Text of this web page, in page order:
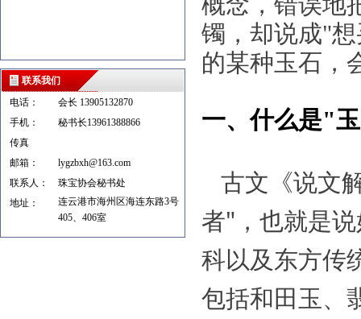
联系我们
电话：
会长 13905132870
手机：
秘书长13961388866
传真
邮箱：
lygzbxh@163.com
联系人：
珠宝协会秘书处
地址：
连云港市海州区海连东路3号
405、406室
镯，却说成"
的某种玉石，
一、什么是"
古文《说文
者"，也就是
科以及东方传
包括和田玉、